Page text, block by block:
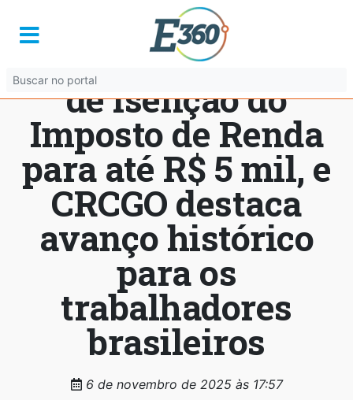
Senado aprova
ampliação da faixa
de isenção do
Imposto de Renda
para até R$ 5 mil, e
CRCGO destaca
avanço histórico
para os
trabalhadores
brasileiros
6 de novembro de 2025 às 17:57